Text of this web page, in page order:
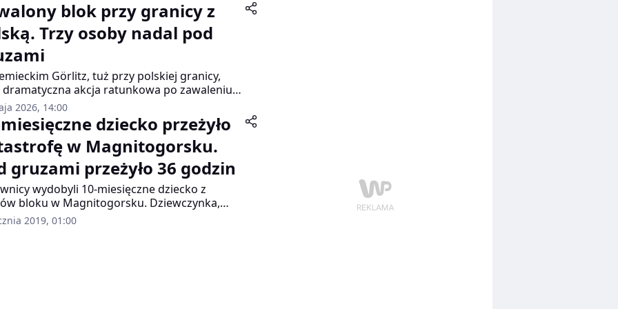
blok przy granicy z
Trzy osoby nadal pod
Görlitz, tuż przy polskiej granicy,
akcja ratunkowa po zawaleniu
budynku mieszkalnego. Mimo
poszukiwań trzy osoby – dwie
i jeden mężczyzna – nadal są zaginione.
2026, 14:00
dziecko przeżyło
w Magnitogorsku.
gruzami przeżyło 36 godzin
wydobyli 10-miesięczne dziecko z
bloku w Magnitogorsku. Dziewczynka,
ogromnych mrozów jakie panują w mieście,
w gruzowisku 36 godzin. Dziecko
2019, 01:00